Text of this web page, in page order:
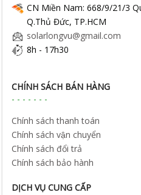
CN Miền Nam: 668/9/21/3
Q.Thủ Đức, TP.HCM
solarlongvu@gmail.com
8h - 17h30
CHÍNH SÁCH BÁN HÀNG
Chính sách thanh toán
Chính sách vận chuyển
Chính sách đổi trả
Chính sách bảo hành
DỊCH VỤ CUNG CẤP